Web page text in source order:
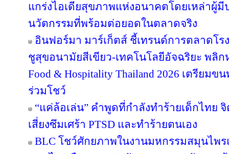
แกร่งไอเดียสุขภาพแห่งอนาคตโดยเหล่าผู้มี
นวัตกรรมที่พร้อมต่อยอดในตลาดจริง
อินฟอร์มา มาร์เก็ตส์ ชี้เทรนด์การตลาดโร
ชูสุขอนามัยสีเขียว-เทคโนโลยีอัจฉริยะ พลิก
Food & Hospitality Thailand 2026 เตรีย
ร่วมโชว์
“แค่ล้อเล่น” คำพูดที่กำลังทำร้ายเด็กไทย
เสี่ยงซึมเศร้า PTSD และทำร้ายตนเอง
BLC โชว์ศักยภาพในงานมหกรรมสมุนไพ